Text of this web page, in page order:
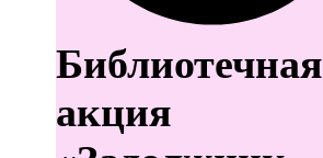
Библиотечная
акция